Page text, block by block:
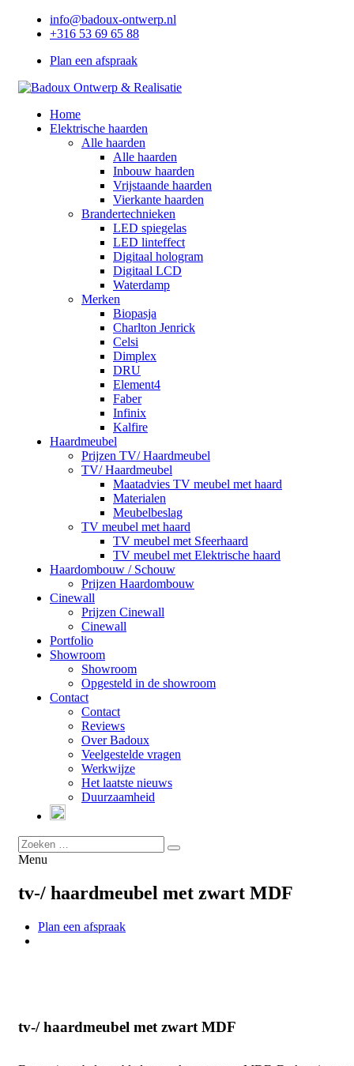
info@badoux-ontwerp.nl
+316 53 69 65 88
Plan een afspraak
Home
Elektrische haarden
Alle haarden
Alle haarden
Inbouw haarden
Vrijstaande haarden
Vierkante haarden
Brandertechnieken
LED spiegelas
LED linteffect
Digitaal hologram
Digitaal LCD
Waterdamp
Merken
Biopasja
Charlton Jenrick
Celsi
Dimplex
DRU
Element4
Faber
Infinix
Kalfire
Haardmeubel
Prijzen TV/ Haardmeubel
TV/ Haardmeubel
Maatadvies TV meubel met haard
Materialen
Meubelbeslag
TV meubel met haard
TV meubel met Sfeerhaard
TV meubel met Elektrische haard
Haardombouw / Schouw
Prijzen Haardombouw
Cinewall
Prijzen Cinewall
Cinewall
Portfolio
Showroom
Showroom
Opgesteld in de showroom
Contact
Contact
Reviews
Over Badoux
Veelgestelde vragen
Werkwijze
Het laatste nieuws
Duurzaamheid
Menu
tv-/ haardmeubel met zwart MDF
Plan een afspraak
tv-/ haardmeubel met zwart MDF